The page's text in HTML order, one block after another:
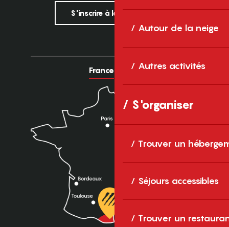
Autour de la neige
Autres activités
S'organiser
Trouver un
Séjours accessibles
Trouver un
S'inscrire à la newsletter
France Europe